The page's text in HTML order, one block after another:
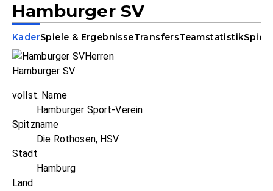
Hamburger SV
KaderSpiele & ErgebnisseTransfersTeamstatistik
Hamburger SV
vollst. Name
Hamburger Sport-Verein
Spitzname
Die Rothosen, HSV
Stadt
Hamburg
Land